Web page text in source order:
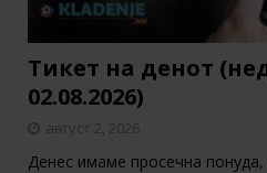
Тикет на денот
02.08.2026)
август 2, 2026
Денес имаме просечна понуда,